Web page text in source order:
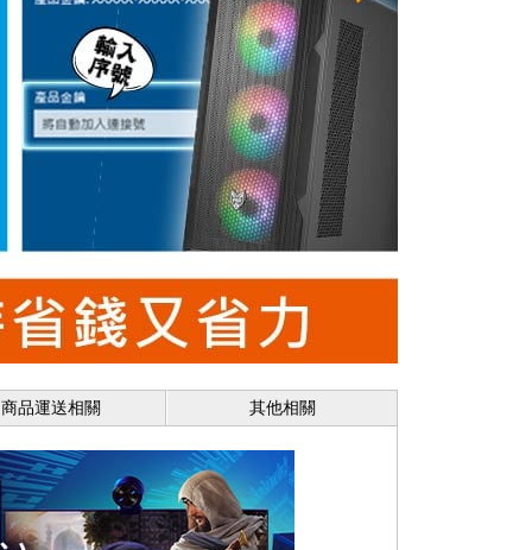
商品運送相關 其他相關